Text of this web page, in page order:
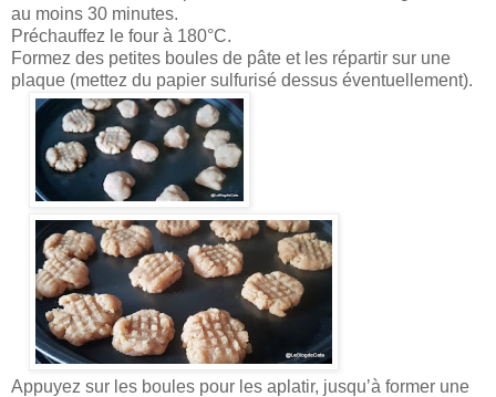
au moins 30 minutes.
Préchauffez le four à 180°C.
Formez des petites boules de pâte et les répartir sur une
plaque (mettez du papier sulfurisé dessus éventuellement).
Appuyez sur les boules pour les aplatir, jusqu’à former une